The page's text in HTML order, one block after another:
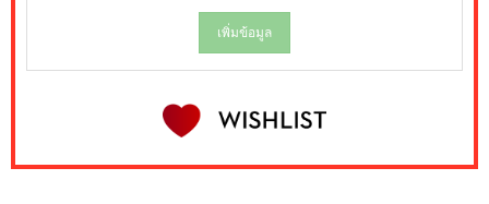
เพิ่มข้อมูล